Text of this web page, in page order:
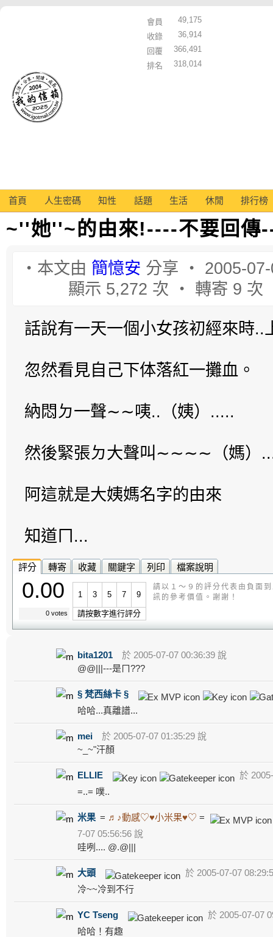
會員
49,175
收錄
36,914
回覆
366,491
排名
318,014
首頁 人生密碼 知性 話題 生活 休閒 排行榜
~''她''~的由來!----不要回傳
‧本文由 簡憶安 分享 ‧ 2005-
顯示 5,272 次 ‧ 轉寄 9
話說有一天一個小女孩初經來時..
忽然看見自己下体落紅一攤血。
納悶ㄉ一聲∼∼咦..（姨）.....
然後緊張ㄉ大聲叫∼∼∼∼（媽）
阿這就是大姨媽名字的由來
知道ㄇ...
評分 轉寄 收藏 關鍵字 列印 檔案說明
0.00
0 votes
1 3 5 7 9
請按數字進行評分
請以１～９的評分代表由負面
訊的參考價值。謝謝！
bita1201
於 2005-07-07 00:36:39 說
@@|||---是ㄇ???
§ 梵西絲卡 §
哈哈...真離譜...
mei
於 2005-07-07 01:35:29 說
~_~"汗顏
ELLIE
於
=..= 噗..
米果 = ♬♪動感♡♥小米果♥♡ =
7-07 05:56:56 說
哇咧.... @.@|||
大頭
於 2005-07-07
冷~~冷到不行
YC Tseng
於 2005-07-07
哈哈！有趣